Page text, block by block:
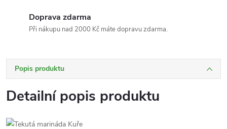
Doprava zdarma
Při nákupu nad 2000 Kč máte dopravu zdarma.
Popis produktu
Detailní popis produktu